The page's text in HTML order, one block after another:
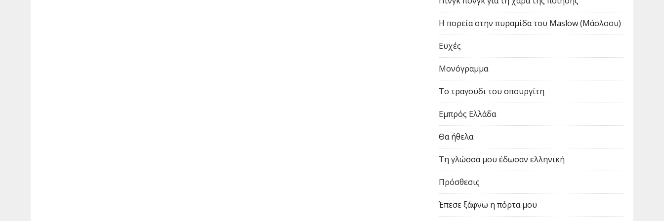
Η πορεία στην πυραμίδα του Maslow (Μάσλοου)
Ευχές
Μονόγραμμα
Το τραγούδι του σπουργίτη
Εμπρός Ελλάδα
Θα ήθελα
Τη γλώσσα μου έδωσαν ελληνική
Πρόσθεσις
Έπεσε ξάφνω η πόρτα μου